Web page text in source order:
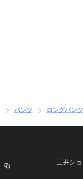
パンツ ロングパンツ
三井シ